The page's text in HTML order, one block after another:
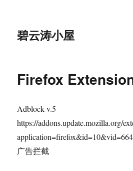
碧云涛小屋
Firefox
Adblock v.5
https://addons.update.mozilla.org/
application=firefox&id=10&vid=664
广告拦截